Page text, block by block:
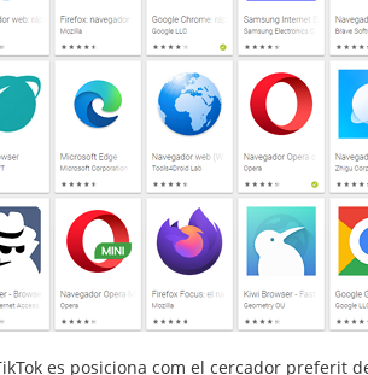
es posiciona com el cercador preferit